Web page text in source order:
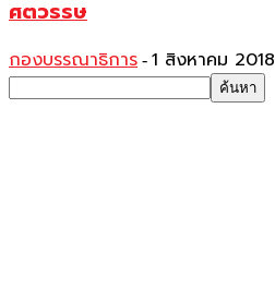
ศตวรรษ
กองบรรณาธิการ - 1 สิงหาคม 2018